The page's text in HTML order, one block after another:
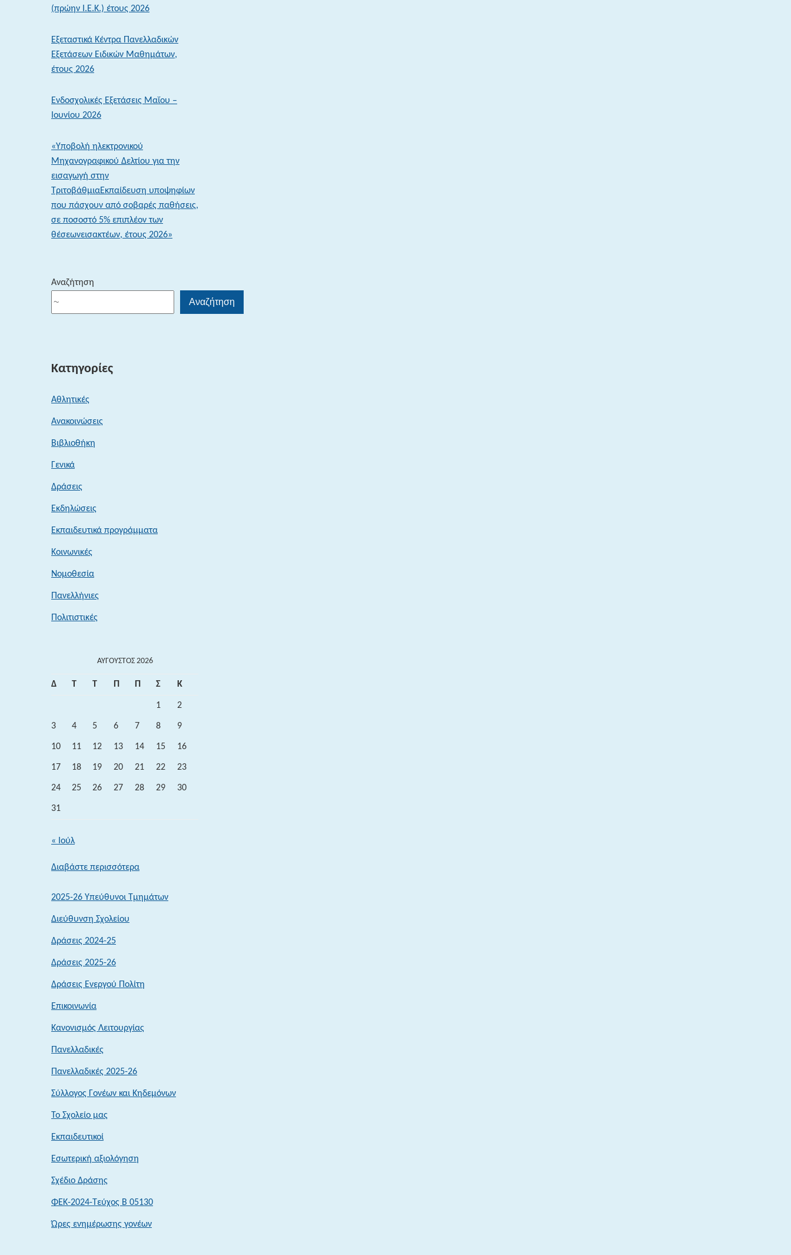
(πρώην Ι.Ε.Κ.) έτους 2026
Εξεταστικά Κέντρα Πανελλαδικών
Εξετάσεων Ειδικών Μαθημάτων,
έτους 2026
Ενδοσχολικές Εξετάσεις Μαΐου –
Ιουνίου 2026
«Υποβολή ηλεκτρονικού
Μηχανογραφικού Δελτίου για την
εισαγωγή στην
ΤριτοβάθμιαΕκπαίδευση υποψηφίων
που πάσχουν από σοβαρές παθήσεις,
σε ποσοστό 5% επιπλέον των
θέσεωνεισακτέων, έτους 2026»
Αναζήτηση
Αναζήτηση
Κατηγορίες
Αθλητικές
Ανακοινώσεις
Βιβλιοθήκη
Γενικά
Δράσεις
Εκδηλώσεις
Εκπαιδευτικά προγράμματα
Κοινωνικές
Νομοθεσία
Πανελλήνιες
Πολιτιστικές
ΑΎΓΟΥΣΤΟΣ 2026
Δ Τ Τ Π Π Σ Κ
1 2
3 4 5 6 7 8 9
10 11 12 13 14 15 16
17 18 19 20 21 22 23
24 25 26 27 28 29 30
31
« Ιούλ
Διαβάστε περισσότερα
2024-
2025-26 Υπεύθυνοι Τμημάτων
Διεύθυνση Σχολείου
Δράσεις 2024-25
Δράσεις 2025-26
Δράσεις Ενεργού Πολίτη
Επικοινωνία
Κανονισμός Λειτουργίας
Πανελλαδικές
Πανελλαδικές 2025-26
Σύλλογος Γονέων και Κηδεμόνων
Το Σχολείο μας
Εκπαιδευτικοί
Εσωτερική αξιολόγηση
Σχέδιο Δράσης
ΦΕΚ-2024-Τεύχος Β 05130
Ώρες ενημέρωσης γονέων